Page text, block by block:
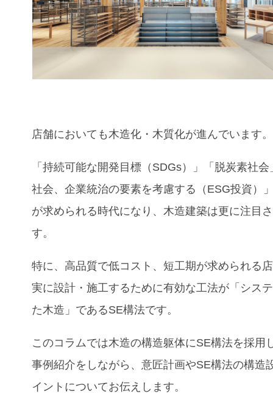
店舗においても木造化・木質化が進んでいます。
「持続可能な開発目標（SDGs）」「脱炭素社
社会、企業統治の要素を考慮する（ESG投資）
が求められる時代になり、木造建築は更に注目
す。
特に、高品質で低コスト、短工期が求められる
実に設計・施工するために有効な工法が「シス
た木造」であるSE構法です。
このコラムでは木造の構造躯体にSE構法を採用
事例紹介をしながら、意匠計画やSE構法の構造
イントについてお伝えします。